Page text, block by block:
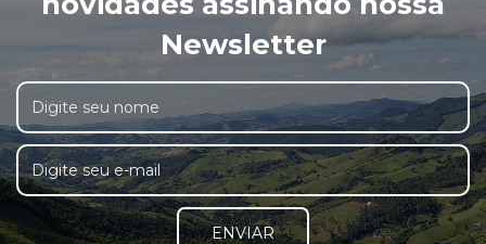
Newsletter
ENVIAR